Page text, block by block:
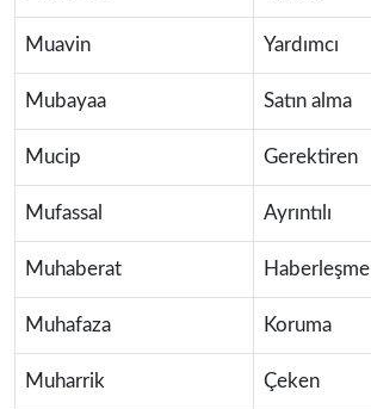
Muavin Yardımcı
Mubayaa Satın alma
Mucip Gerektiren
Mufassal Ayrıntılı
Muhaberat Haberleşme
Muhafaza Koruma
Muharrik Çeken